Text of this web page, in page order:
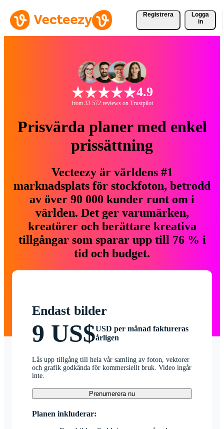
Registrera
Logga
in
4.9
from 33 572 reviews on Trustpilot
Prisvärda planer med enkel
prissättning
Vecteezy är världens #1
marknadsplats för stockfoton, betrodd
av över 90 000 kunder runt om i
världen. Det ger varumärken,
kreatörer och berättare kreativa
tillgångar som sparar upp till 76 % i
tid och budget.
Endast bilder
9 US$USD per månad faktureras
årligen
Lås upp tillgång till hela vår samling av foton, vektorer
och grafik godkända för kommersiellt bruk. Video ingår
inte.
Prenumerera nu
Planen inkluderar: